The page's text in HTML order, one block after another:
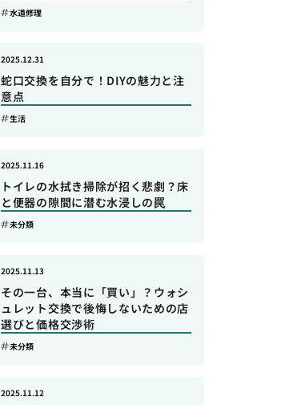
水道修理
蛇口交換を自分で！DIYの魅力と注
意点
2025.12.31
生活
トイレの水拭き掃除が招く悲劇？床
と便器の隙間に潜む水浸しの罠
2025.11.16
未分類
その一台、本当に「買い」？ウォシ
ュレット交換で後悔しないための店
選びと価格交渉術
2025.11.13
未分類
2025.11.12